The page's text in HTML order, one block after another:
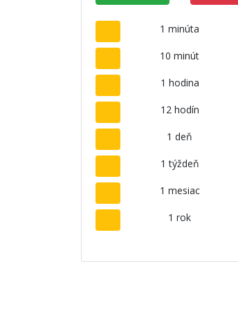
1 minúta
10 minút
1 hodina
12 hodín
1 deň
1 týždeň
1 mesiac
1 rok